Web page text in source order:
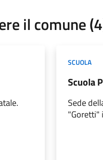
il comune
SCUOLA
Scuola
Sede
"Goretti"